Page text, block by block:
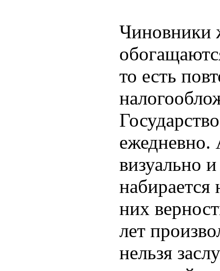
Чиновники
то есть
ежедневно.
визуально
набирается
них
лет
нельзя